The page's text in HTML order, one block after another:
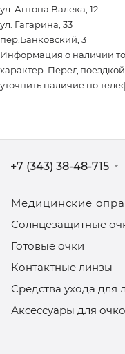
ул. Антона Валека, 12
ул. Гагарина, 33
пер.Банковский, 3
Информация о наличии
характер. Перед
уточнить наличие по
Медицинские
Солнцезащитные
Готовые очки
Контактные линзы
Средства ухода для
Аксессуары для
+7 (343) 38-48-715